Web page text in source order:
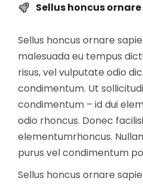
Sellus honcus ornare
Sellus honcus ornare
malesuada eu tempus
risus, vel vulputate odio
condimentum. Ut
condimentum – id dui
odio rhoncus. Donec
elementumrhoncus.
purus vel condimentum
Sellus honcus ornare